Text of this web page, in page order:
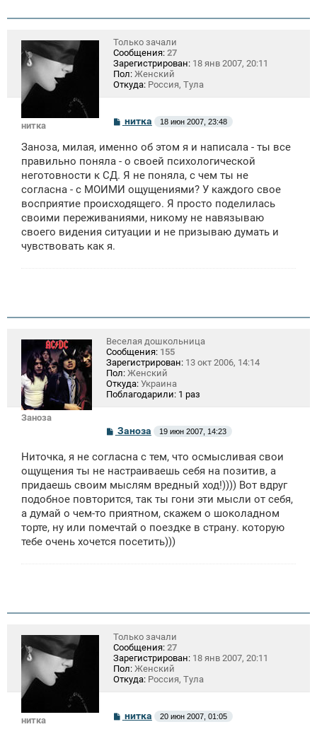
нитка
Только зачали
Сообщения: 27
Зарегистрирован: 18 янв 2007, 20:11
Пол: Женский
Откуда: Россия, Тула
С
б
щ
е
н
и
нитка 18 июн 2007, 23:48
Заноза, милая, именно об этом я и написала - ты все
правильно поняла - о своей психологической
неготовности к СД. Я не поняла, с чем ты не
согласна - с МОИМИ ощущениями? У каждого свое
восприятие происходящего. Я просто поделилась
своими переживаниями, никому не навязываю
своего видения ситуации и не призываю думать и
чувствовать как я.
Заноза
Веселая дошкольница
Сообщения: 155
Зарегистрирован: 13 окт 2006, 14:14
Пол: Женский
Откуда: Украина
Поблагодарили: 1 раз
С
б
щ
н
и
Заноза 19 июн 2007, 14:23
Ниточка, я не согласна с тем, что осмысливая свои
ощущения ты не настраиваешь себя на позитив, а
придаешь своим мыслям вредный ход!)))) Вот вдруг
подобное повторится, так ты гони эти мысли от себя,
а думай о чем-то приятном, скажем о шоколадном
торте, ну или помечтай о поездке в страну. которую
тебе очень хочется посетить)))
нитка
Только зачали
Сообщения: 27
Зарегистрирован: 18 янв 2007, 20:11
Пол: Женский
Откуда: Россия, Тула
Снитка 20 июн 2007, 01:05